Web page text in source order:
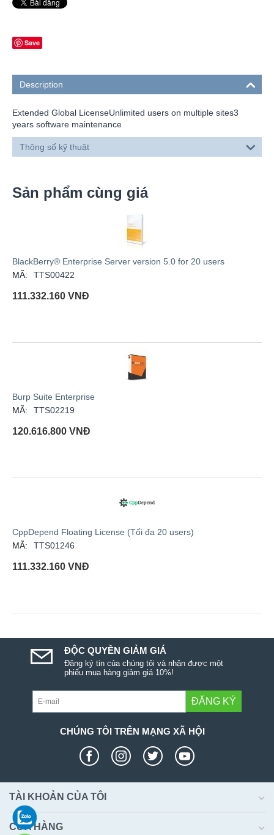
Save
Description
Extended Global LicenseUnlimited users on multiple sites3
years software maintenance
Thông số kỹ thuật
Sản phẩm cùng giá
BlackBerry® Enterprise Server version 5.0 for 20 users
MÃ:
TTS00422
111.332.160 VNĐ
Burp Suite Enterprise
MÃ:
TTS02219
120.616.800 VNĐ
CppDepend Floating License (Tối đa 20 users)
MÃ:
TTS01246
111.332.160 VNĐ
ĐỘC QUYỀN GIẢM GIÁ
Đăng ký tin của chúng tôi và nhận được một
phiếu mua hàng giảm giá 10%!
ĐĂNG KÝ
CHÚNG TÔI TRÊN MẠNG XÃ HỘI
TÀI KHOẢN CỦA TÔI
CỬA HÀNG